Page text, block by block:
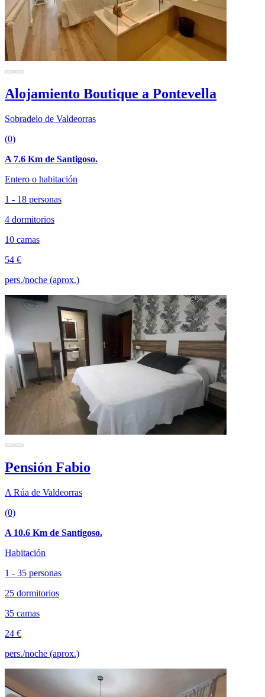
Alojamiento Boutique a Pontevella
Sobradelo de Valdeorras
(0)
A 7.6 Km de Santigoso.
Entero o habitación
1 - 18 personas
4 dormitorios
10 camas
54 €
pers./noche (aprox.)
Pensión Fabio
A Rúa de Valdeorras
(0)
A 10.6 Km de Santigoso.
Habitación
1 - 35 personas
25 dormitorios
35 camas
24 €
pers./noche (aprox.)